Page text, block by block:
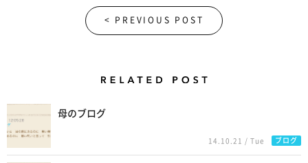
< PREVIOUS POST
母のブログ
14.10.21 / Tue ブログ